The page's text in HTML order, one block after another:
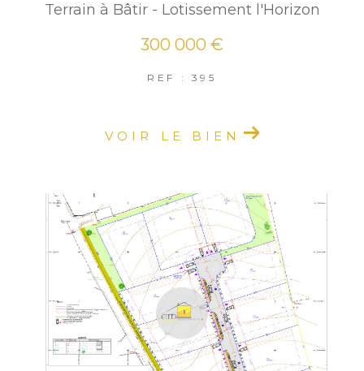
Terrain à Bâtir - Lotissement l'Horizon
300 000 €
REF : 395
VOIR LE BIEN